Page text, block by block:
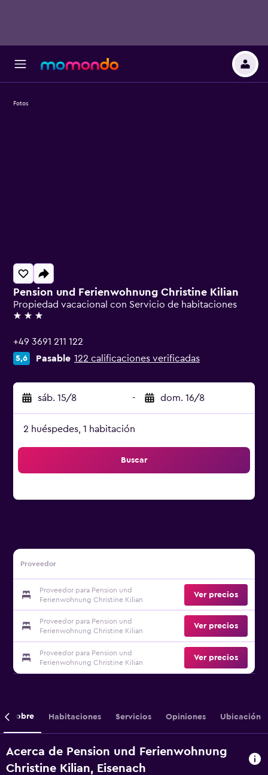
Pension und Ferienwohnung Christine Kilian
Propiedad vacacional con Servicio de habitaciones
3 estrellas
+49 3691 211 122
5,6 Pasable 122 calificaciones verificadas
sáb. 15/8 - dom. 16/8
2 huéspedes, 1 habitación
Buscar
Proveedor
Proveedor para Pension und
Ferienwohnung Christine Kilian
Ver precios
Proveedor para Pension und
Ferienwohnung Christine Kilian
Ver precios
Proveedor para Pension und
Ferienwohnung Christine Kilian
Ver precios
Fotos
Sobre Habitaciones Servicios Opiniones Ubicación
Acerca de Pension und Ferienwohnung
Christine Kilian, Eisenach